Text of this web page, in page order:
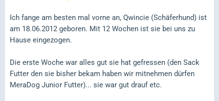
Ich fange am besten mal vorne an, Qwincie (Schäferhund) ist
am 18.06.2012 geboren. Mit 12 Wochen ist sie bei uns zu
Hause eingezogen.
Die erste Woche war alles gut sie hat gefressen (den Sack
Futter den sie bisher bekam haben wir mitnehmen dürfen
MeraDog Junior Futter)... sie war gut drauf etc.